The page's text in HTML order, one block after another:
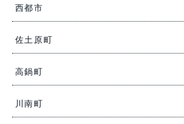
西都市
佐土原町
高鍋町
川南町